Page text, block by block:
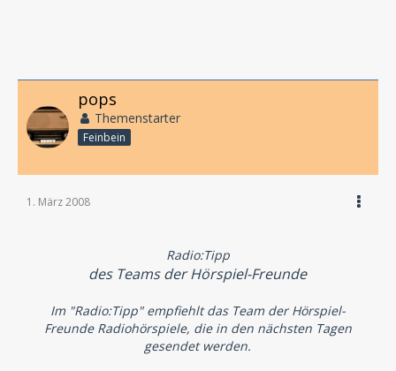
pops
Themenstarter
Feinbein
1. März 2008
Radio:Tipp
des Teams der Hörspiel-Freunde
Im "Radio:Tipp" empfiehlt das Team der Hörspiel-
Freunde Radiohörspiele, die in den nächsten Tagen
gesendet werden.